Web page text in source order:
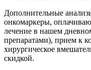
Дополнительные
онкомаркеры,
лечение в нашем
препаратами), прием к
хирургическое
скидкой.